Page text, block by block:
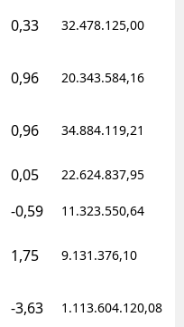
0,33 32.478.125,00
0,96 20.343.584,16
0,96 34.884.119,21
0,05 22.624.837,95
-0,59 11.323.550,64
1,75 9.131.376,10
-3,63 1.113.604.120,08